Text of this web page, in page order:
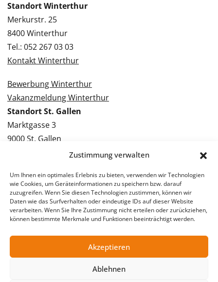
Zustimmung verwalten
Um Ihnen ein optimales Erlebnis zu bieten, verwenden wir Technologien
wie Cookies, um Geräteinformationen zu speichern bzw. darauf
zuzugreifen. Wenn Sie diesen Technologien zustimmen, können wir
Daten wie das Surfverhalten oder eindeutige IDs auf dieser Website
verarbeiten. Wenn Sie Ihre Zustimmung nicht erteilen oder zurückziehen,
können bestimmte Merkmale und Funktionen beeinträchtigt werden.
Akzeptieren
Ablehnen
Standort Winterthur
Merkurstr. 25
8400 Winterthur
Tel.: 052 267 03 03
Kontakt Winterthur
Bewerbung Winterthur
Vakanzmeldung Winterthur
Standort St. Gallen
Marktgasse 3
9000 St. Gallen
Tel.: 071 228 09 09
Bewerbung St. Gallen
Vakanzmeldung St. Gallen
© 2026 Stellentreff AG